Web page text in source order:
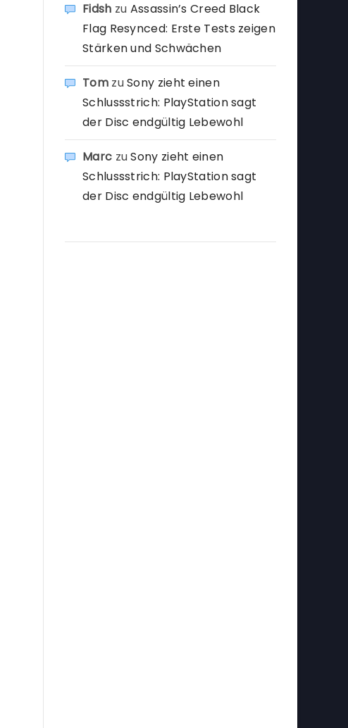
Fidsh zu Assassin’s Creed Black
Flag Resynced: Erste Tests zeigen
Stärken und Schwächen
TomzuSony zieht einen
Schlussstrich: PlayStation sagt
der Disc endgültig Lebewohl
Marc zuSony zieht einen
Schlussstrich: PlayStation sagt
der Disc endgültig Lebewohl